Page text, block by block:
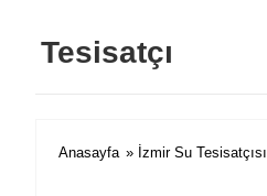
Tesisatçı
Anasayfa » İzmir Su Tesisatçısı